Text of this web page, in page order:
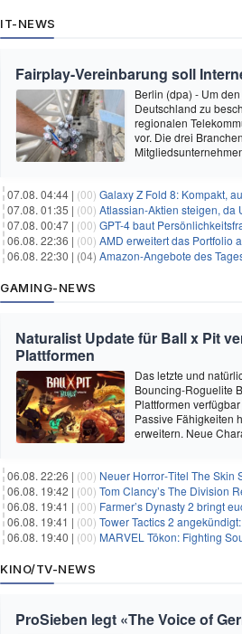
IT-NEWS
Fairplay-Vereinbarung soll
Berlin (dpa) - Um
Deutschland zu
regionalen
vor. Die drei
07.08. 04:44 | (00) Galaxy Z Fold 8: Kompakt,
07.08. 01:35 | (00) Atlassian-Aktien steigen, da
07.08. 00:47 | (00) GPT-4 baut
06.08. 22:36 | (00) AMD erweitert das Portfolio
06.08. 22:30 | (04) Amazon-Angebote des
GAMING-NEWS
Naturalist Update für Ball x Pit
Plattformen
Das letzte und
Bouncing-Roguelite
Plattformen
Passive Fähigkeiten
erweitern. Neue
06.08. 22:26 | (00) Neuer Horror‑Titel The Skin
06.08. 19:42 | (00) Tom Clancy’s The Division
06.08. 19:41 | (00) Farmer’s Dynasty 2 bringt
06.08. 19:41 | (00) Tower Tactics 2
06.08. 19:40 | (00) MARVEL Tōkon: Fighting
KINO/TV-NEWS
ProSieben legt «The Voice of